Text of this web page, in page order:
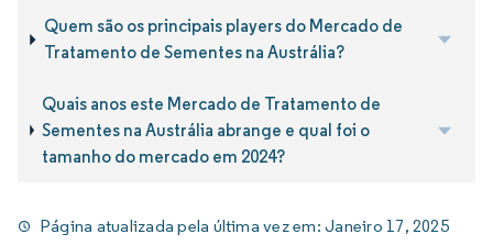
Quem são os principais players do Mercado de
Tratamento de Sementes na Austrália?
Quais anos este Mercado de Tratamento de
Sementes na Austrália abrange e qual foi o
tamanho do mercado em 2024?
Página atualizada pela última vez em:Janeiro 17, 2025